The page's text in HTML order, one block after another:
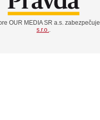
OUR MEDIA SR a.s. zabezpečuje
s.r.o.